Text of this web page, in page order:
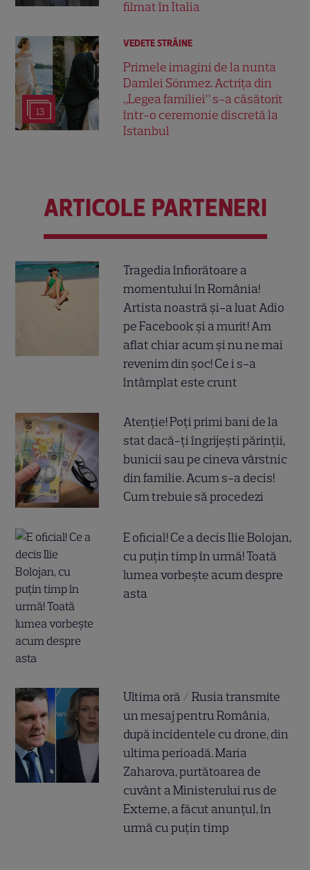
filmat în Italia
13
VEDETE STRĂINE
Primele imagini de la nunta
Damlei Sönmez. Actrița din
„Legea familiei” s-a căsătorit
într-o ceremonie discretă la
Istanbul
ARTICOLE PARTENERI
Tragedia înfiorătoare a
momentului în România!
Artista noastră și-a luat Adio
pe Facebook și a murit! Am
aflat chiar acum și nu ne mai
revenim din șoc! Ce i s-a
întâmplat este crunt
Atenție! Poți primi bani de la
stat dacă-ți îngrijești părinții,
bunicii sau pe cineva vârstnic
din familie. Acum s-a decis!
Cum trebuie să procedezi
E oficial! Ce a decis Ilie Bolojan,
cu puțin timp în urmă! Toată
lumea vorbește acum despre
asta
Ultima oră / Rusia transmite
un mesaj pentru România,
după incidentele cu drone, din
ultima perioadă. Maria
Zaharova, purtătoarea de
cuvânt a Ministerului rus de
Externe, a făcut anunțul, în
urmă cu puțin timp